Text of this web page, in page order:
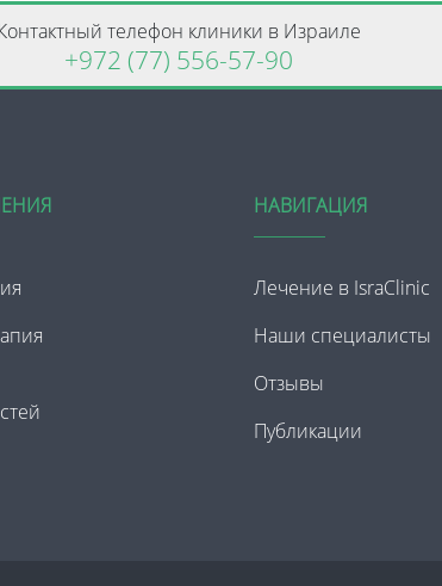
телефон клиники в Израиле
+972 (77) 556-57-90
НАВИГАЦИЯ
Лечение в IsraClinic
Наши специалисты
Отзывы
Публикации